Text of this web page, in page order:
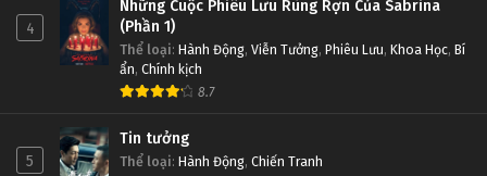
4
Những Cuộc Phiêu Lưu Rùng Rợn Của Sabrina
(Phần 1)
Thể loại: Hành Động, Viễn Tưởng, Phiêu Lưu, Khoa Học, Bí
ẩn, Chính kịch
8.7
5
Tin tưởng
Thể loại: Hành Động, Chiến Tranh